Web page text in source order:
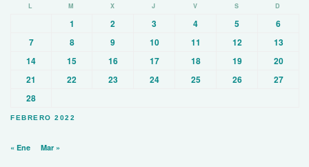
FEBRERO 2022
L M X J V S D
1 2 3 4 5
6
7
8 9 10 11 12
13
14
15 16 17 18 19
20
21
22 23 24 25 26
27
28
« Ene Mar »